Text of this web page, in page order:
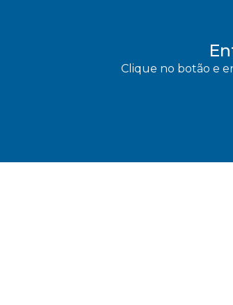
Clique no botão e